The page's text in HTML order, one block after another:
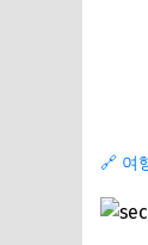
🔗 여